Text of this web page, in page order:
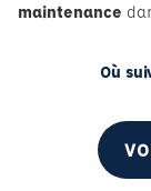
maintenance
Où